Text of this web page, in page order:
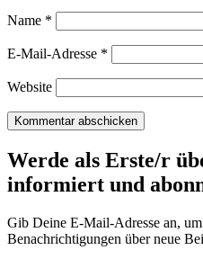
Name *
E-Mail-Adresse *
Website
Werde als Erste/r
informiert und
Gib Deine E-Mail-Adresse an,
Benachrichtigungen über neue